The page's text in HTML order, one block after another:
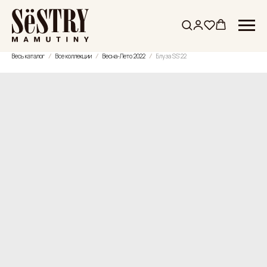
Весь каталог Все коллекции Весна-Лето 2022 Блуза SS'22